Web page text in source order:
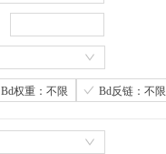
Bd权重：不限 Bd反链：不限